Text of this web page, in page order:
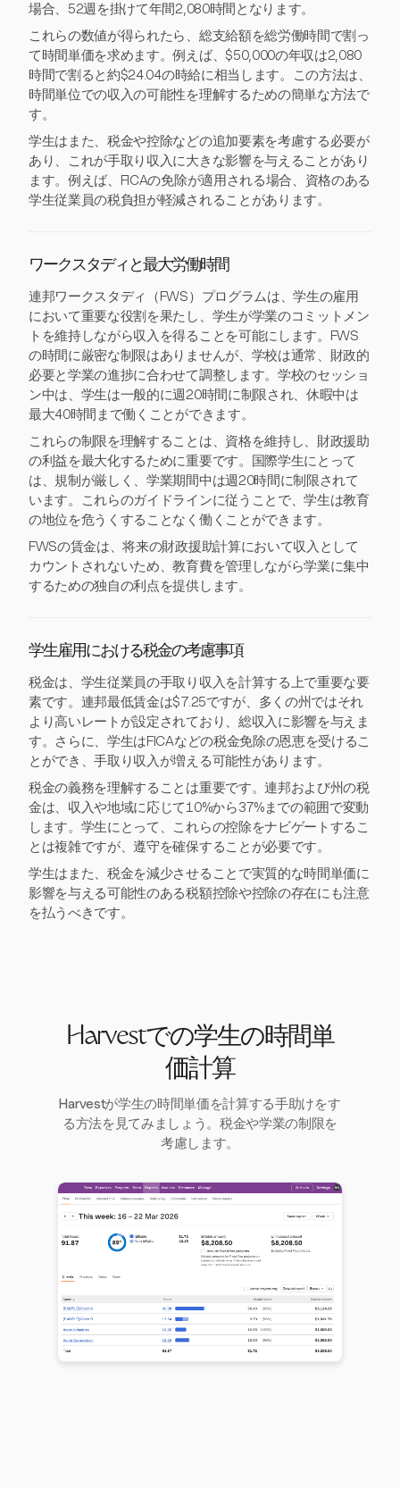
場合、52週を掛けて年間2,080時間となります。
これらの数値が得られたら、総支給額を総労働時間で割っ
て時間単価を求めます。例えば、$50,000の年収は2,080
時間で割ると約$24.04の時給に相当します。この方法は、
時間単位での収入の可能性を理解するための簡単な方法で
す。
学生はまた、税金や控除などの追加要素を考慮する必要が
あり、これが手取り収入に大きな影響を与えることがあり
ます。例えば、FICAの免除が適用される場合、資格のある
学生従業員の税負担が軽減されることがあります。
ワークスタディと最大労働時間
連邦ワークスタディ（FWS）プログラムは、学生の雇用
において重要な役割を果たし、学生が学業のコミットメン
トを維持しながら収入を得ることを可能にします。FWS
の時間に厳密な制限はありませんが、学校は通常、財政的
必要と学業の進捗に合わせて調整します。学校のセッショ
ン中は、学生は一般的に週20時間に制限され、休暇中は
最大40時間まで働くことができます。
これらの制限を理解することは、資格を維持し、財政援助
の利益を最大化するために重要です。国際学生にとって
は、規制が厳しく、学業期間中は週20時間に制限されて
います。これらのガイドラインに従うことで、学生は教育
の地位を危うくすることなく働くことができます。
FWSの賃金は、将来の財政援助計算において収入として
カウントされないため、教育費を管理しながら学業に集中
するための独自の利点を提供します。
学生雇用における税金の考慮事項
税金は、学生従業員の手取り収入を計算する上で重要な要
素です。連邦最低賃金は$7.25ですが、多くの州ではそれ
より高いレートが設定されており、総収入に影響を与えま
す。さらに、学生はFICAなどの税金免除の恩恵を受けるこ
とができ、手取り収入が増える可能性があります。
税金の義務を理解することは重要です。連邦および州の税
金は、収入や地域に応じて10%から37%までの範囲で変動
します。学生にとって、これらの控除をナビゲートするこ
とは複雑ですが、遵守を確保することが必要です。
学生はまた、税金を減少させることで実質的な時間単価に
影響を与える可能性のある税額控除や控除の存在にも注意
を払うべきです。
Harvestでの学生の時間単
価計算
Harvestが学生の時間単価を計算する手助けをす
る方法を見てみましょう。税金や学業の制限を
考慮します。